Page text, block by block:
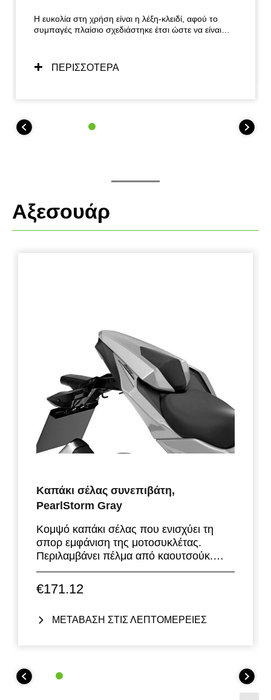
Η ευκολία στη χρήση είναι η λέξη-κλειδί, αφού το
συμπαγές πλαίσιο σχεδιάστηκε έτσι ώστε να είναι
σχεδιαστεί με γνώμονα το ελαφρύ βάρος, την
ευκινησία και την κατανομή του βάρους παρέχει
ΠΕΡΙΣΣΟΤΕΡΑ
Αξεσουάρ
Καπάκι σέλας συνεπιβάτη,
PearlStorm Gray
Κομψό καπάκι σέλας που ενισχύει τη
σπορ εμφάνιση της μοτοσυκλέτας.
Περιλαμβάνει πέλμα από καουτσούκ.
Διατίθεται σε όλα σχεδόν τα
τυποποιημένα εργοστασιακά χρώματα.
Αντικαθιστά τη σέλα συνεπιβάτη της
€171.12
ΜΕΤΑΒΑΣΗ ΣΤΙΣ ΛΕΠΤΟΜΕΡΕΙΕΣ